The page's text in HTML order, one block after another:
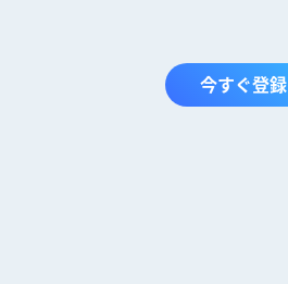
今すぐ登録